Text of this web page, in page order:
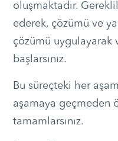
oluşmaktadır.
ederek, çözümü ve
çözümü uygulayarak
başlarsınız.
Bu süreçteki her
aşamaya geçmeden
tamamlarsınız.